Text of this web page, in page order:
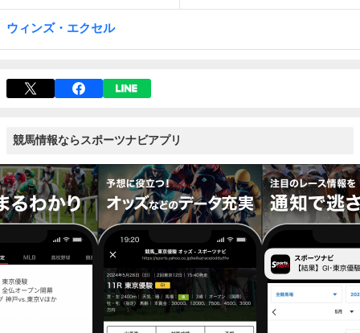
ウィンズ・エクセル
競馬情報ならスポーツナビアプリ